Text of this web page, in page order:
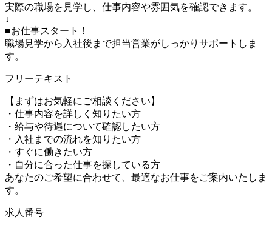
実際の職場を見学し、仕事内容や雰囲気を確認できます。
↓
■お仕事スタート！
職場見学から入社後まで担当営業がしっかりサポートしま
す。
フリーテキスト
【まずはお気軽にご相談ください】
・仕事内容を詳しく知りたい方
・給与や待遇について確認したい方
・入社までの流れを知りたい方
・すぐに働きたい方
・自分に合った仕事を探している方
あなたのご希望に合わせて、最適なお仕事をご案内いたしま
す。
求人番号